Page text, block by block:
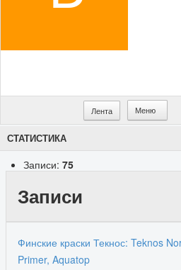
Лента Меню
СТАТИСТИКА
Записи: 75
Записи
Финские краски Текнос: Teknos
Primer, Aquatop